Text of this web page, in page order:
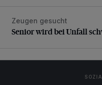
Senior wird bei Unfall
Zeugen gesucht
Senior wird bei Unfall